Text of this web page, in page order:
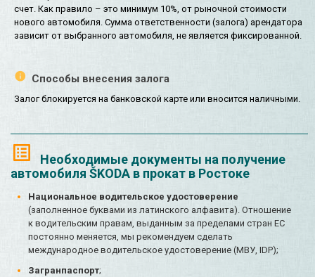
счет. Как правило – это минимум 10%, от рыночной стоимости
нового автомобиля. Сумма ответственности (залога) арендатора
зависит от выбранного автомобиля, не является фиксированной.
Способы внесения залога
Залог блокируется на банковской карте или вносится наличными.
Необходимые документы на получение
автомобиля ŠKODA в прокат в Ростоке
Национальное водительское удостоверение
(заполненное буквами из латинского алфавита). Отношение
к водительским правам, выданным за пределами стран ЕС
постоянно меняется, мы рекомендуем сделать
международное водительское удостоверение (МВУ, IDP);
Загранпаспорт;